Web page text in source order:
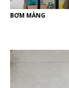
BƠM MÀNG